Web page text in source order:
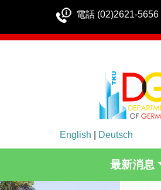
電話 (02)2621-
English Deutsch
最新消息